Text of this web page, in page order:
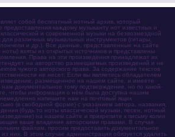
собой бесплатный нотный архив, который
предоставления каждому музыканту нот известных и
и современной музыки на безвозмездной
различных музыкальных инструментов (гитары,
и др.). Все данные, представленные на сайте
ноты) взяты из открытых источников и представлены
Права на эти произведения принадлежат их
на авторство размещаемых произведений и не
чужого авторского права. За содержание текстов
не несет. Если вы являетесь обладателем
размещенное на нашем сайте, и имеете
нам документальное тому подтверждение, но по какой-
чтобы информация о нём была доступна нашим
напишите нам на почтовый ящик
(в свободной форме) с указанием автора, названия,
(будь то ноты классической музыки, песен, нотный
на нашем сайте и прикрепите к письму копии
ваше владение авторскими правами. В случае
файлам, просим предоставить документальное
них. В этом случае администрация обязуется удалить